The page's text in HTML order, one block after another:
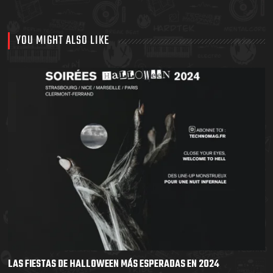
YOU MIGHT ALSO LIKE
LAS FIESTAS DE HALLOWEEN MÁS ESPERADAS EN 2024